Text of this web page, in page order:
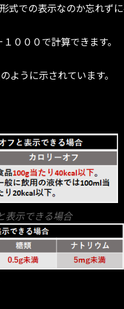
での表示なのか忘れずに
０００で計算できます。
ように示されています。
表示できる場合